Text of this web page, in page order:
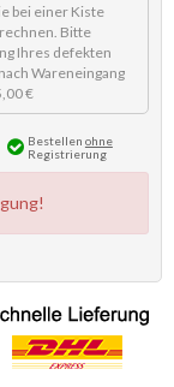
bei einer Kiste
Bitte
Ihres defekten
Wareneingang
€
Bestellen ohne
Registrierung